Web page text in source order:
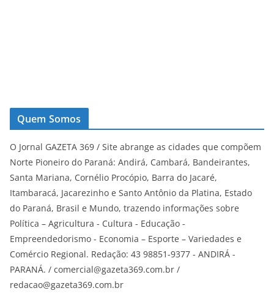
Quem Somos
O Jornal GAZETA 369 / Site abrange as cidades que compõem
Norte Pioneiro do Paraná: Andirá, Cambará, Bandeirantes,
Santa Mariana, Cornélio Procópio, Barra do Jacaré,
Itambaracá, Jacarezinho e Santo Antônio da Platina, Estado
do Paraná, Brasil e Mundo, trazendo informações sobre
Política – Agricultura - Cultura - Educação -
Empreendedorismo - Economia – Esporte – Variedades e
Comércio Regional. Redação: 43 98851-9377 - ANDIRÁ -
PARANÁ. / comercial@gazeta369.com.br /
redacao@gazeta369.com.br